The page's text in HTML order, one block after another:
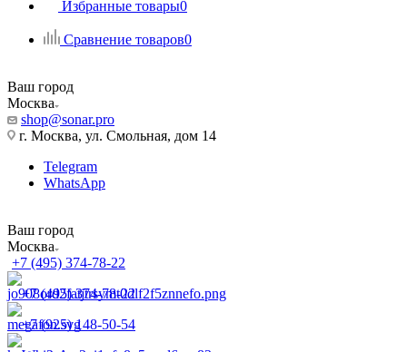
Избранные товары0
Сравнение товаров0
Ваш город
Москва
shop@sonar.pro
г. Москва, ул. Смольная, дом 14
Telegram
WhatsApp
Ваш город
Москва
+7 (495) 374-78-22
+7 (495) 374-78-22
+7 (925) 148-50-54